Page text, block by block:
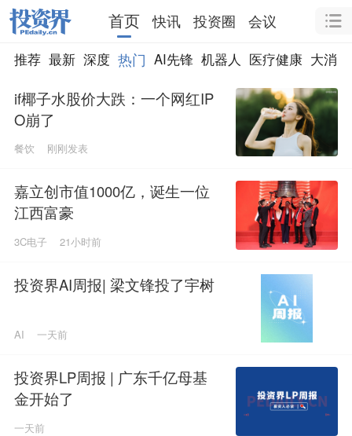
首页 快讯 投资圈 会议
推荐 最新 深度 热门 AI先锋 机器人 医疗健康 大消费
if椰子水股价大跌：一个网红IP
O崩了
餐饮 刚刚发表
嘉立创市值1000亿，诞生一位
江西富豪
3C电子 21小时前
投资界AI周报| 梁文锋投了宇树
AI 一天前
投资界LP周报 | 广东千亿母基
金开始了
一天前